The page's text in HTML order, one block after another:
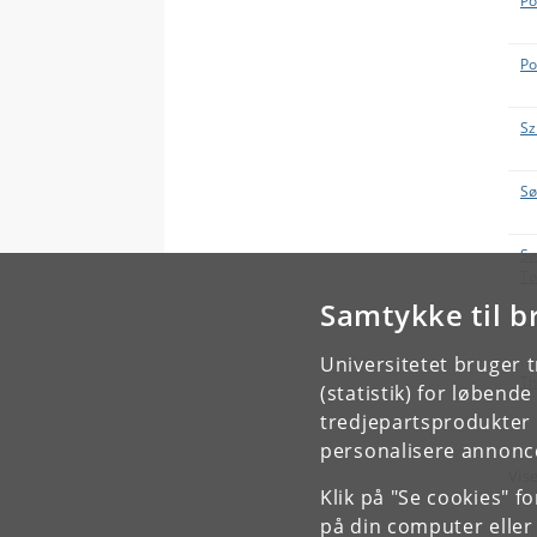
Samtykke til
Universitetet bruger
(statistik) for
tredjepartsprodukter
personalisere
Klik på "Se cookies"
på din computer